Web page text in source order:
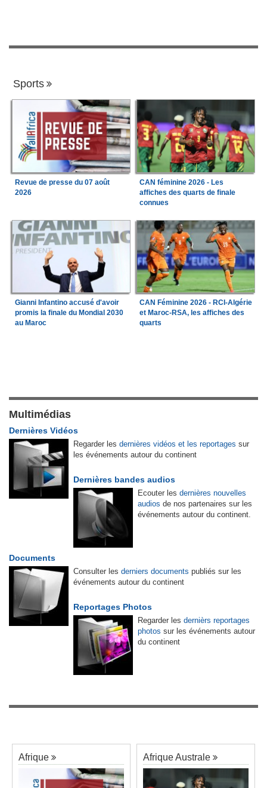
Sports
Revue de presse du 07 août
2026
CAN féminine 2026 - Les
affiches des quarts de finale
connues
Gianni Infantino accusé d'avoir
promis la finale du Mondial 2030
au Maroc
CAN Féminine 2026 - RCI-Algérie
et Maroc-RSA, les affiches des
quarts
Multimédias
Dernières Vidéos
Regarder les dernières vidéos et les reportages sur
les événements autour du continent
Dernières bandes audios
Ecouter les dernières nouvelles
audios de nos partenaires sur les
événements autour du continent.
Documents
Consulter les derniers documents publiés sur les
événements autour du continent
Reportages Photos
Regarder les dernièrs reportages
photos sur les événements autour
du continent
Afrique Afrique Australe